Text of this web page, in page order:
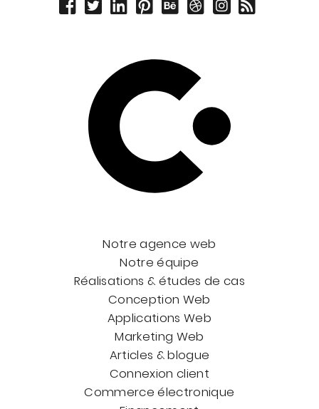
Notre agence web
Notre équipe
Réalisations & études de cas
Conception Web
Applications Web
Marketing Web
Articles & blogue
Connexion client
Commerce électronique